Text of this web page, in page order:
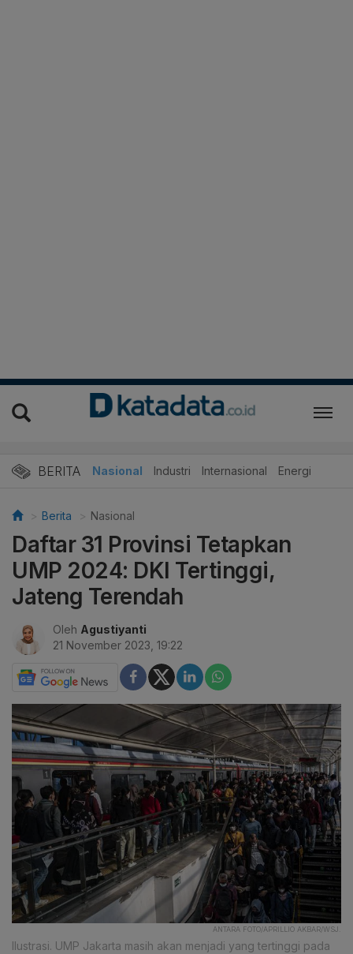
BERITA Nasional Industri Internasional Energi
Berita Nasional
Daftar 31 Provinsi Tetapkan
UMP 2024: DKI Tertinggi,
Jateng Terendah
Oleh Agustiyanti
21 November 2023, 19:22
ANTARA FOTO/APRILLIO AKBAR/WSJ.
Ilustrasi. UMP Jakarta masih akan menjadi yang tertinggi pada